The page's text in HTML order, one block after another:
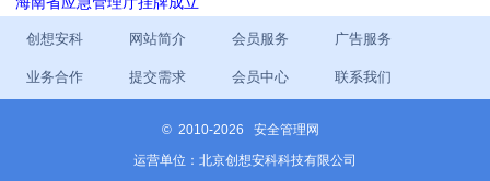
创想安科 网站简介 会员服务 广告服务
业务合作 提交需求 会员中心 联系我们
© 2010-2026 安全管理网
运营单位：北京创想安科科技有限公司